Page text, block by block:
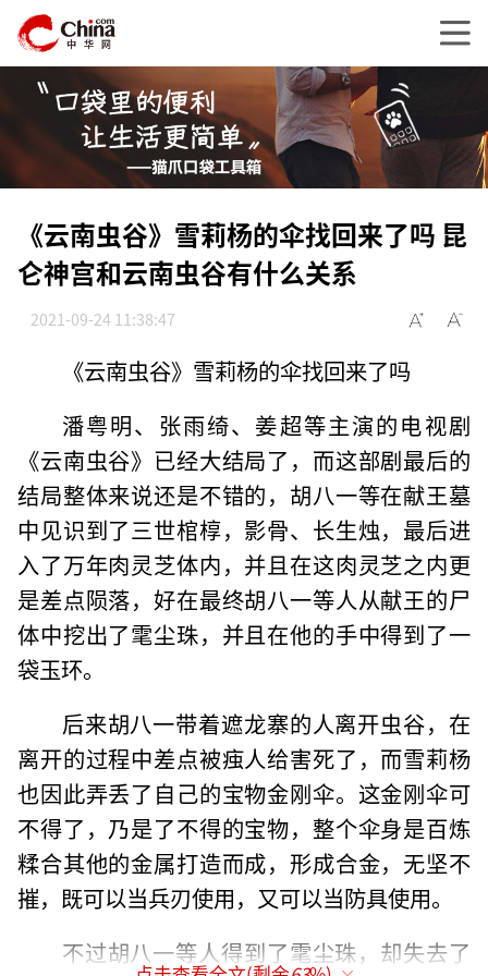
《云南虫谷》雪莉杨的伞找回来了吗 昆
仑神宫和云南虫谷有什么关系
2021-09-24 11:38:47
《云南虫谷》雪莉杨的伞找回来了吗
潘粤明、张雨绮、姜超等主演的电视剧
《云南虫谷》已经大结局了，而这部剧最后的
结局整体来说还是不错的，胡八一等在献王墓
中见识到了三世棺椁，影骨、长生烛，最后进
入了万年肉灵芝体内，并且在这肉灵芝之内更
是差点陨落，好在最终胡八一等人从献王的尸
体中挖出了雮尘珠，并且在他的手中得到了一
袋玉环。
后来胡八一带着遮龙寨的人离开虫谷，在
离开的过程中差点被痋人给害死了，而雪莉杨
也因此弄丢了自己的宝物金刚伞。这金刚伞可
不得了，乃是了不得的宝物，整个伞身是百炼
糅合其他的金属打造而成，形成合金，无坚不
摧，既可以当兵刃使用，又可以当防具使用。
不过胡八一等人得到了雮尘珠，却失去了